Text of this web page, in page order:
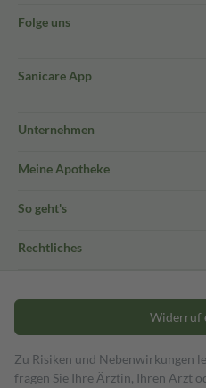
Folge uns
Sanicare App
Unternehmen
Meine Apotheke
So geht's
Rechtliches
Widerruf
Zu Risiken und Nebenwirkungen
fragen Sie Ihre Ärztin, Ihren Arzt